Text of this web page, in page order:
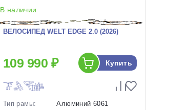
В наличии
ВЕЛОСИПЕД WELT EDGE 2.0 (2026)
109 990 ₽ Купить
Тип рамы:
Алюминий 6061